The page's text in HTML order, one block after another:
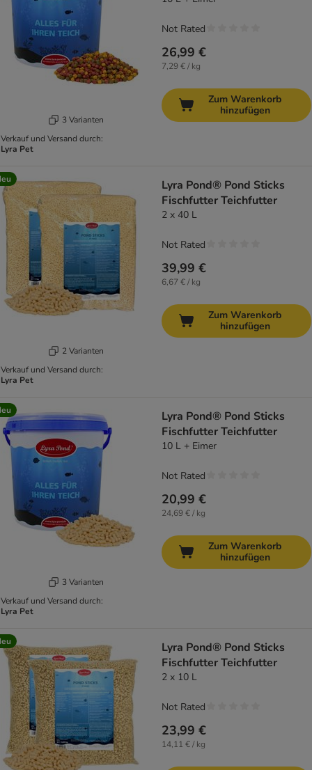
3 Varianten
Verkauf und Versand durch:
Lyra Pet
26,99 €
7,29 € / kg
Not Rated
Zum Warenkorb
hinzufügen
2 Varianten
Verkauf und Versand durch:
Lyra Pet
Lyra Pond® Pond Sticks
Fischfutter Teichfutter
2 x 40 L
39,99 €
6,67 € / kg
Not Rated
Zum Warenkorb
hinzufügen
3 Varianten
Verkauf und Versand durch:
Lyra Pet
Lyra Pond® Pond Sticks
Fischfutter Teichfutter
10 L + Eimer
20,99 €
24,69 € / kg
Not Rated
Zum Warenkorb
hinzufügen
Lyra Pond® Pond Sticks
Fischfutter Teichfutter
2 x 10 L
23,99 €
14,11 € / kg
Not Rated